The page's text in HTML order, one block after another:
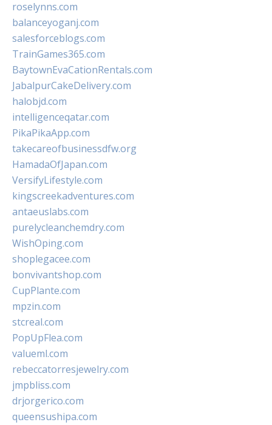
roselynns.com
balanceyoganj.com
salesforceblogs.com
TrainGames365.com
BaytownEvaCationRentals.com
JabalpurCakeDelivery.com
halobjd.com
intelligenceqatar.com
PikaPikaApp.com
takecareofbusinessdfw.org
HamadaOfJapan.com
VersifyLifestyle.com
kingscreekadventures.com
antaeuslabs.com
purelycleanchemdry.com
WishOping.com
shoplegacee.com
bonvivantshop.com
CupPlante.com
mpzin.com
stcreal.com
PopUpFlea.com
valueml.com
rebeccatorresjewelry.com
jmpbliss.com
drjorgerico.com
queensushipa.com